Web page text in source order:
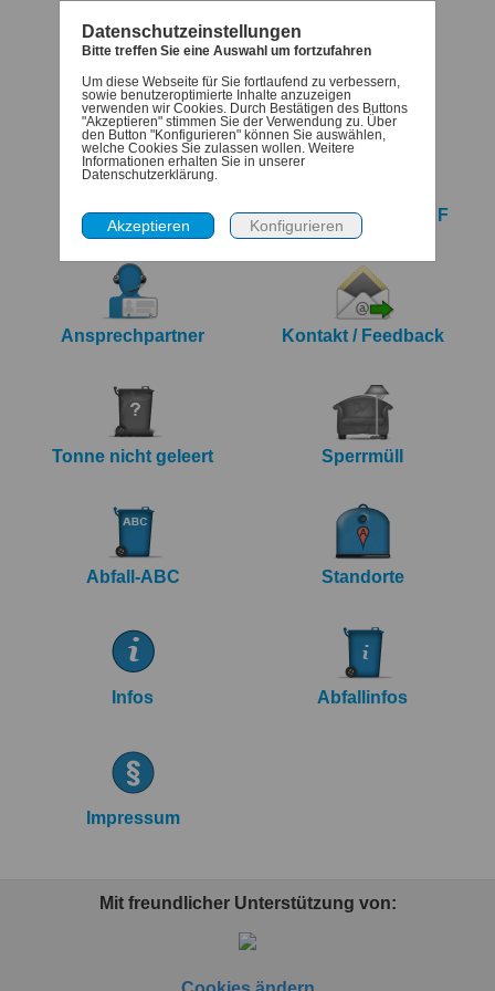
Termine Denk-dran
iCalendar Export Jahreskalender PDF
Ansprechpartner Kontakt / Feedback
Tonne nicht geleert Sperrmüll
Abfall-ABC Standorte
Infos Abfallinfos
Impressum
Mit freundlicher Unterstützung von:
Datenschutzeinstellungen
Bitte treffen Sie eine Auswahl um fortzufahren
Um diese Webseite für Sie fortlaufend zu verbessern,
sowie benutzeroptimierte Inhalte anzuzeigen
verwenden wir Cookies. Durch Bestätigen des Buttons
"Akzeptieren" stimmen Sie der Verwendung zu. Über
den Button "Konfigurieren" können Sie auswählen,
welche Cookies Sie zulassen wollen. Weitere
Informationen erhalten Sie in unserer
Datenschutzerklärung.